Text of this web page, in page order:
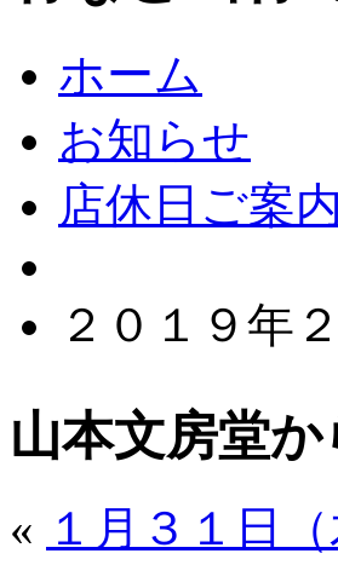
ホーム
お知らせ
店休日ご案内
２０１９年
山本文房堂
« １月３１日